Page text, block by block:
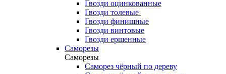
Гвозди оцинкованные
Гвозди толевые
Гвозди финишные
Гвозди винтовые
Гвозди ершенные
Саморезы
Саморезы
Саморез чёрный по дереву